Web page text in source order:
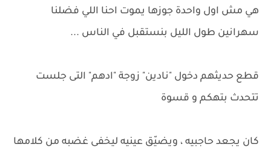
هي مش اول واحدة جوزها يموت احنا اللي فضلنا
سهرانين طول الليل بنستقبل في الناس ...
قطع حديثهم دخول "نادين" زوجة "ادهم" التى جلست
تتحدث بتهكم و قسوة
كان يجعد حاجبيه ، ويضيّق عينيه ليخفي غضبه من كلامها